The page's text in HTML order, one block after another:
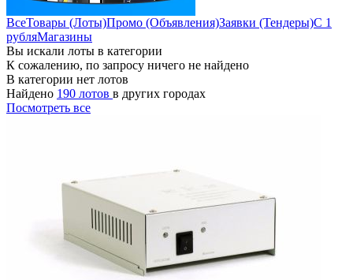
ВсеТовары (Лоты)Промо (Объявления)Заявки (Тендеры)С 1
рубляМагазины
Вы искали лоты в категории
К сожалению, по запросу ничего не найдено
В категории нет лотов
Найдено 190 лотов в других городах
Посмотреть все